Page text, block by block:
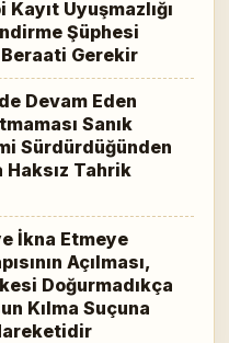
Uyuşmazlığı
Şüphesi
Beraati Gerekir
Devam Eden
Sanık
Sürdürdüğünden
Tahrik
İkna Etmeye
Açılması,
Doğurmadıkça
Kılma Suçuna